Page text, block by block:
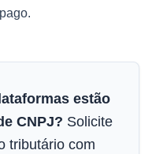
estão
CNPJ? Solicite
tributário com